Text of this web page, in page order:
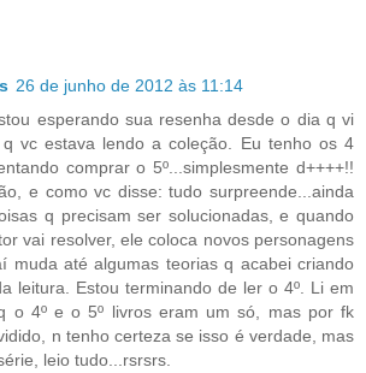
26 de junho de 2012 às 11:14
esperando sua resenha desde o dia q vi
vc estava lendo a coleção. Eu tenho os 4
comprar o 5º...simplesmente d++++!!
e como vc disse: tudo surpreende...ainda
q precisam ser solucionadas, e quando
vai resolver, ele coloca novos personagens
muda até algumas teorias q acabei criando
leitura. Estou terminando de ler o 4º. Li em
o 4º e o 5º livros eram um só, mas por fk
n tenho certeza se isso é verdade, mas
leio tudo...rsrsrs.